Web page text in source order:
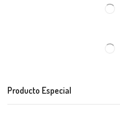
Producto Especial